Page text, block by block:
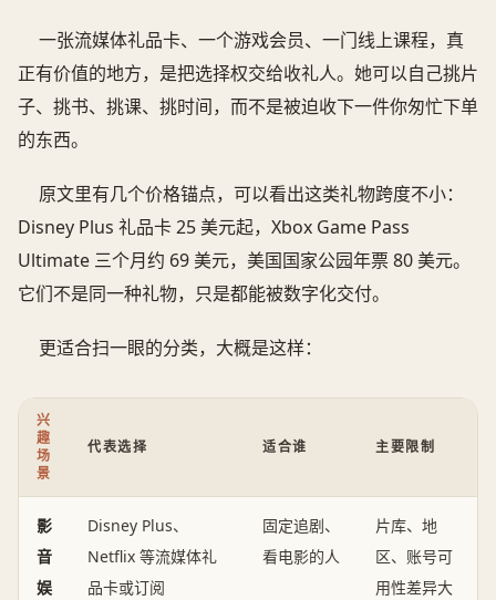
一张流媒体礼品卡、一个游戏会员、一门线上课程，真
正有价值的地方，是把选择权交给收礼人。她可以自己挑片
子、挑书、挑课、挑时间，而不是被迫收下一件你匆忙下单
的东西。
原文里有几个价格锚点，可以看出这类礼物跨度不小：
Disney Plus 礼品卡 25 美元起，Xbox Game Pass
Ultimate 三个月约 69 美元，美国国家公园年票 80 美元。
它们不是同一种礼物，只是都能被数字化交付。
更适合扫一眼的分类，大概是这样：
兴
趣
场
景
代表选择 适合谁 主要限制
影
音
娱
Disney Plus、
Netflix 等流媒体礼
品卡或订阅
固定追剧、
看电影的人
片库、地
区、账号可
用性差异大